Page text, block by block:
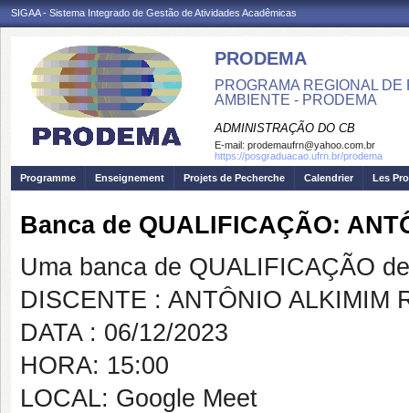
SIGAA - Sistema Integrado de Gestão de Atividades Acadêmicas
PRODEMA
PROGRAMA REGIONAL
AMBIENTE - PRODEMA
ADMINISTRAÇÃO DO CB
E-mail: prodemaufrn@yahoo.com.br
https://posgraduacao.ufrn.br/prodema
Programme
Enseignement Projets de Pecherche Calendrier Les
Banca de QUALIFICAÇÃO:
Uma banca de QUALIFICAÇÃO
DISCENTE : ANTÔNIO ALKIMIM
DATA : 06/12/2023
HORA: 15:00
LOCAL: Google Meet